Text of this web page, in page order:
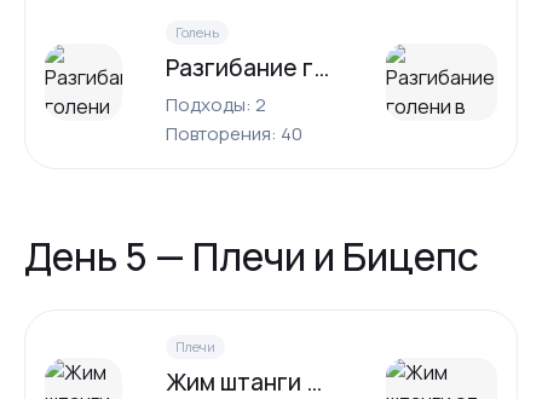
Голень
Разгибание голени в тренажере для жима ногами
Подходы: 2
Повторения: 40
День 5 — Плечи и Бицепс
Плечи
Жим штанги от груди сидя